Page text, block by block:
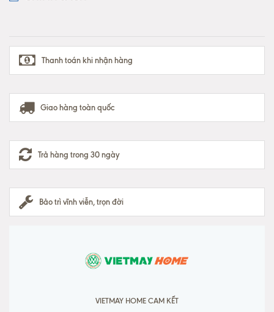
Thanh toán khi nhận hàng
Giao hàng toàn quốc
Trả hàng trong 30 ngày
Bảo trì vĩnh viễn, trọn đời
VIETMAY HOME CAM KẾT